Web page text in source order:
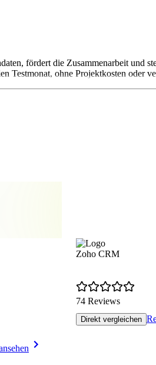
fördert die Zusammenarbeit und
Testmonat, ohne Projektkosten oder
Zoho CRM
74 Reviews
Direkt vergleichen